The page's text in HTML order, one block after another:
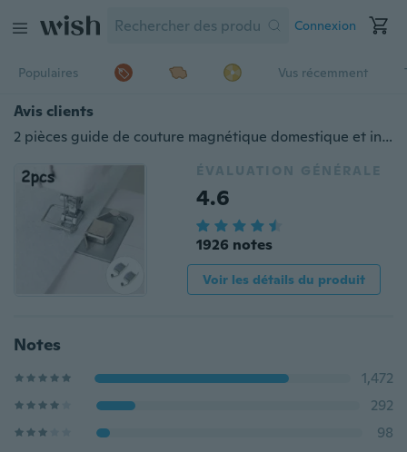
Connexion
Populaires Vus récemment
Avis clients
2 pièces guide de couture magnétique domestique et industriel pour machines à coudre jauge de couture presseur accessoires de machine à coudre
ÉVALUATION GÉNÉRALE
4.6
1926 notes
Voir les détails du produit
Notes
1,472
292
98